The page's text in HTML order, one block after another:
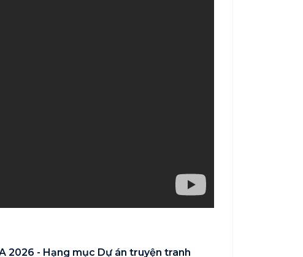
2026 - Hạng mục Dự án truyện tranh